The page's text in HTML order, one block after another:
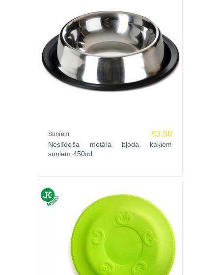
Suņiem €3.50
Neslīdoša metāla bļoda kaķiem
suņiem 450ml